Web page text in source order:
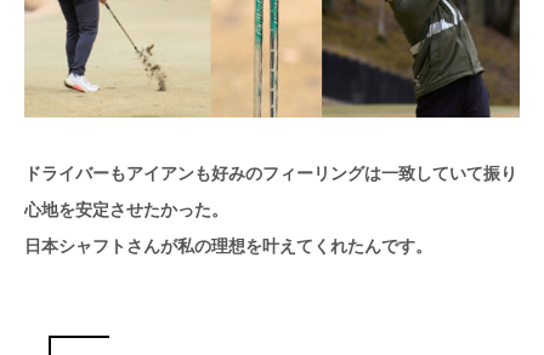
ドライバーもアイアンも好みのフィーリングは一致していて振り
心地を安定させたかった。
日本シャフトさんが私の理想を叶えてくれたんです。